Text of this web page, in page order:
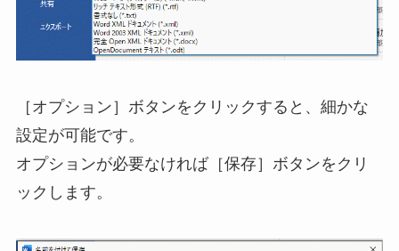
［オプション］ボタンをクリックすると、細かな
設定が可能です。
オプションが必要なければ［保存］ボタンをクリ
ックします。